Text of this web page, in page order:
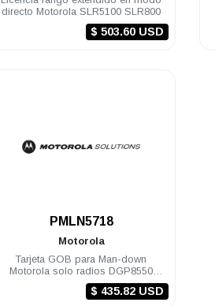
directo Motorola SLR5100 SLR800
$ 503.60 USD
PMLN5718
Motorola
Tarjeta GOB para Man-down
Motorola solo radios DGP8550
DGP8050
$ 435.82 USD